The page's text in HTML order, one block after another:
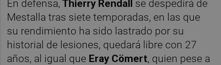
En defensa, Thierry Rendall se despedirá de
Mestalla tras siete temporadas, en las que
su rendimiento ha sido lastrado por su
historial de lesiones, quedará libre con 27
años, al igual que Eray Cömert, quien pese a